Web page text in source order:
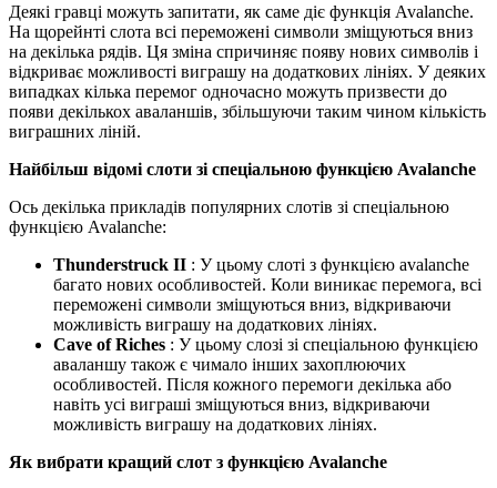
Деякі гравці можуть запитати, як саме діє функція Avalanche.
На щорейнті слота всі переможені символи зміщуються вниз
на декілька рядів. Ця зміна спричиняє появу нових символів і
відкриває можливості виграшу на додаткових лініях. У деяких
випадках кілька перемог одночасно можуть призвести до
появи декількох аваланшів, збільшуючи таким чином кількість
виграшних ліній.
Найбільш відомі слоти зі спеціальною функцією Avalanche
Ось декілька прикладів популярних слотів зі спеціальною
функцією Avalanche:
Thunderstruck II : У цьому слоті з функцією avalanche
багато нових особливостей. Коли виникає перемога, всі
переможені символи зміщуються вниз, відкриваючи
можливість виграшу на додаткових лініях.
Cave of Riches : У цьому слозі зі спеціальною функцією
аваланшу також є чимало інших захоплюючих
особливостей. Після кожного перемоги декілька або
навіть усі виграші зміщуються вниз, відкриваючи
можливість виграшу на додаткових лініях.
Як вибрати кращий слот з функцією Avalanche